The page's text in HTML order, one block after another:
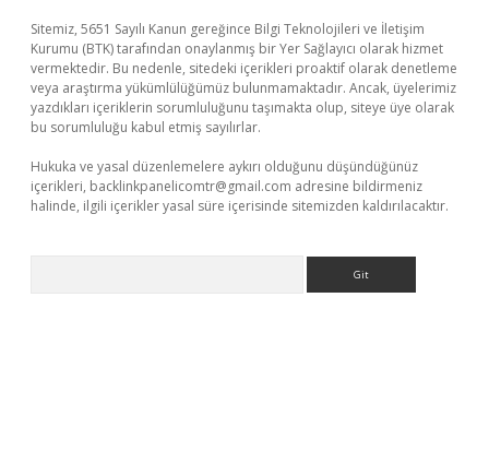
Sitemiz, 5651 Sayılı Kanun gereğince Bilgi Teknolojileri ve İletişim
Kurumu (BTK) tarafından onaylanmış bir Yer Sağlayıcı olarak hizmet
vermektedir. Bu nedenle, sitedeki içerikleri proaktif olarak denetleme
veya araştırma yükümlülüğümüz bulunmamaktadır. Ancak, üyelerimiz
yazdıkları içeriklerin sorumluluğunu taşımakta olup, siteye üye olarak
bu sorumluluğu kabul etmiş sayılırlar.
Hukuka ve yasal düzenlemelere aykırı olduğunu düşündüğünüz
içerikleri, backlinkpanelicomtr@gmail.com adresine bildirmeniz
halinde, ilgili içerikler yasal süre içerisinde sitemizden kaldırılacaktır.